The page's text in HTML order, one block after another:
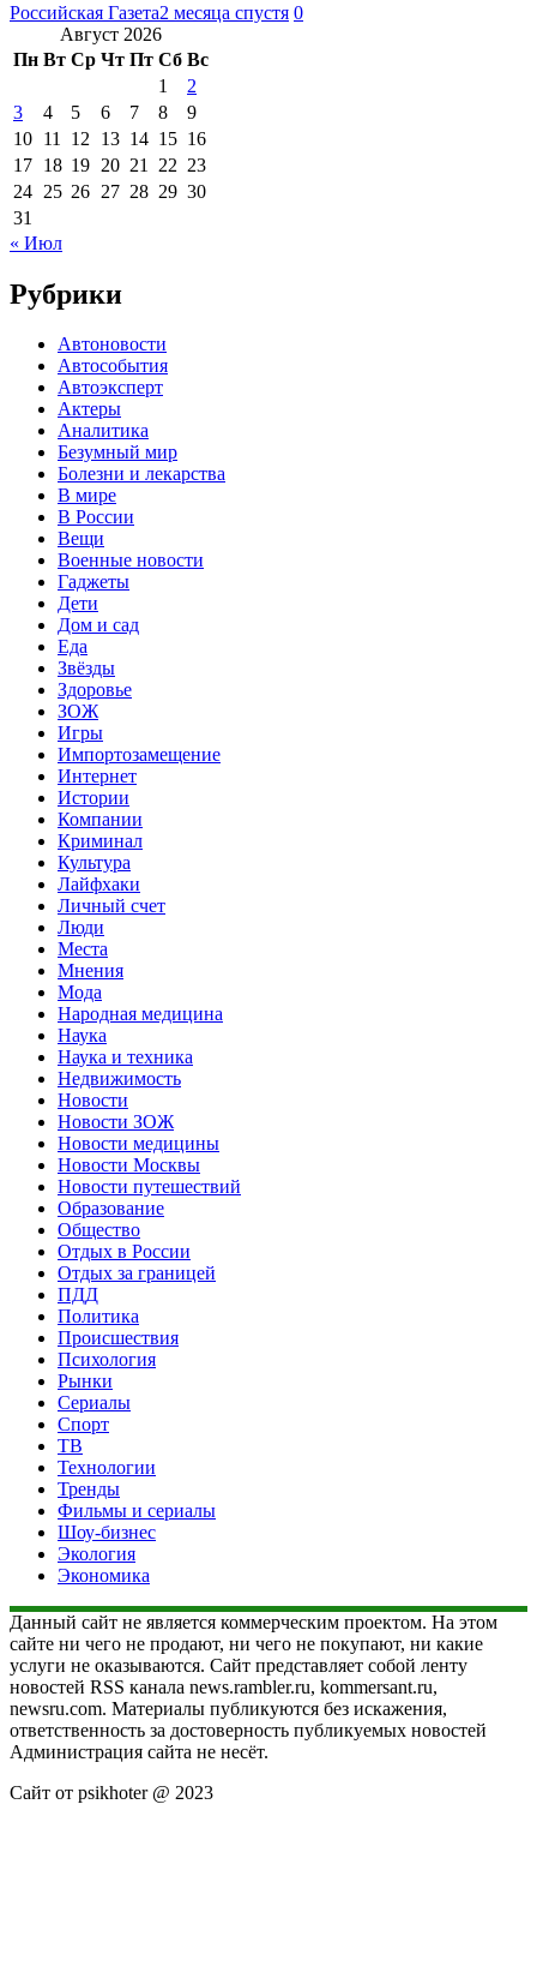
Российская Газета2 месяца спустя 0
Август 2026
Пн Вт Ср Чт Пт Сб Вс
1
2
3
4 5 6 7 8
9
10 11 12 13 14 15 16
17 18 19 20 21 22 23
24 25 26 27 28 29 30
31
« Июл
Рубрики
Автоновости
Автособытия
Автоэксперт
Актеры
Аналитика
Безумный мир
Болезни и лекарства
В мире
В России
Вещи
Военные новости
Гаджеты
Дети
Дом и сад
Еда
Звёзды
Здоровье
ЗОЖ
Игры
Импортозамещение
Интернет
Истории
Компании
Криминал
Культура
Лайфхаки
Личный счет
Люди
Места
Мнения
Мода
Народная медицина
Наука
Наука и техника
Недвижимость
Новости
Новости ЗОЖ
Новости медицины
Новости Москвы
Новости путешествий
Образование
Общество
Отдых в России
Отдых за границей
ПДД
Политика
Происшествия
Психология
Рынки
Сериалы
Спорт
ТВ
Технологии
Тренды
Фильмы и сериалы
Шоу-бизнес
Экология
Экономика
Данный сайт не является коммерческим проектом. На этом
сайте ни чего не продают, ни чего не покупают, ни какие
услуги не оказываются. Сайт представляет собой ленту
новостей RSS канала news.rambler.ru, kommersant.ru,
newsru.com. Материалы публикуются без искажения,
ответственность за достоверность публикуемых новостей
Администрация сайта не несёт.
Сайт от psikhoter @ 2023